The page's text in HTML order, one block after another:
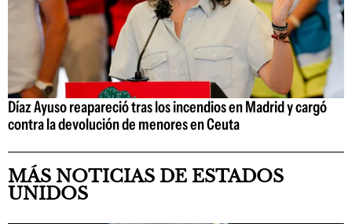
Díaz Ayuso reapareció tras los incendios en Madrid y cargó
contra la devolución de menores en Ceuta
MÁS NOTICIAS DE ESTADOS
UNIDOS